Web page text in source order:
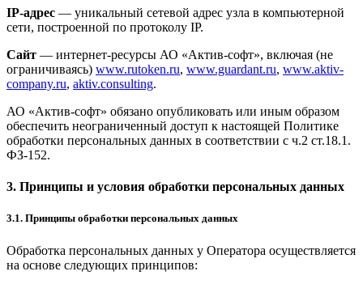
IP-адрес — уникальный сетевой адрес узла в компьютерной
сети, построенной по протоколу IP.
Сайт — интернет-ресурсы АО «Актив-софт», включая (не
ограничиваясь) www.rutoken.ru, www.guardant.ru, www.aktiv-
company.ru, aktiv.consulting.
АО «Актив-софт» обязано опубликовать или иным образом
обеспечить неограниченный доступ к настоящей Политике
обработки персональных данных в соответствии с ч.2 ст.18.1.
ФЗ-152.
3. Принципы и условия обработки персональных данных
3.1. Принципы обработки персональных данных
Обработка персональных данных у Оператора осуществляется
на основе следующих принципов: